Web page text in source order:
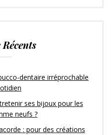
dentaire irréprochable
ses bijoux pour les
neufs ?
: pour des créations